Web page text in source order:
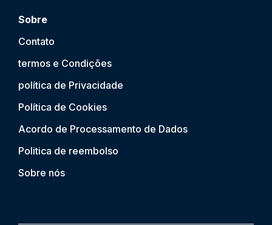
Sobre
Contato
termos e Condições
política de Privacidade
Política de Cookies
Acordo de Processamento de Dados
Politica de reembolso
Sobre nós